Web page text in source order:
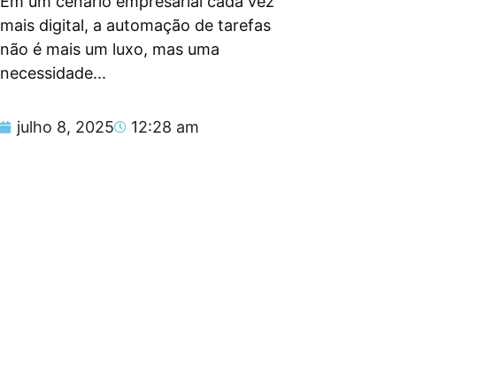
mais digital, a automação de tarefas
não é mais um luxo, mas uma
necessidade...
julho 8, 2025 12:28 am